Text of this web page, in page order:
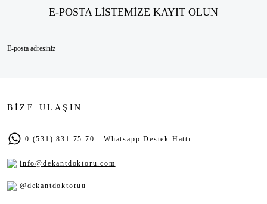
E-POSTA LİSTEMİZE KAYIT OLUN
BİZE ULAŞIN
0 (531) 831 75 70 - Whatsapp Destek Hattı
info@dekantdoktoru.com
@dekantdoktoruu